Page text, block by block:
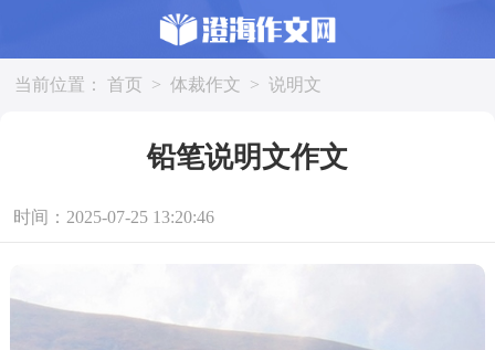
当前位置： 首页 > 体裁作文 > 说明文
铅笔说明文作文
时间：2025-07-25 13:20:46